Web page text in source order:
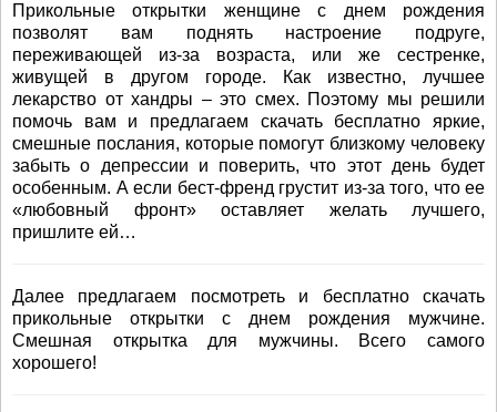
Прикольные открытки женщине с днем рождения
позволят вам поднять настроение подруге,
переживающей из-за возраста, или же сестренке,
живущей в другом городе. Как известно, лучшее
лекарство от хандры – это смех. Поэтому мы решили
помочь вам и предлагаем скачать бесплатно яркие,
смешные послания, которые помогут близкому человеку
забыть о депрессии и поверить, что этот день будет
особенным. А если бест-френд грустит из-за того, что ее
«любовный фронт» оставляет желать лучшего,
пришлите ей…
Далее предлагаем посмотреть и бесплатно скачать
прикольные открытки с днем рождения мужчине.
Смешная открытка для мужчины. Всего самого
хорошего!